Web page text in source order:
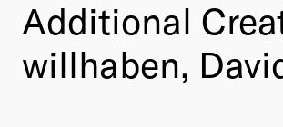
Additional
willhaben,